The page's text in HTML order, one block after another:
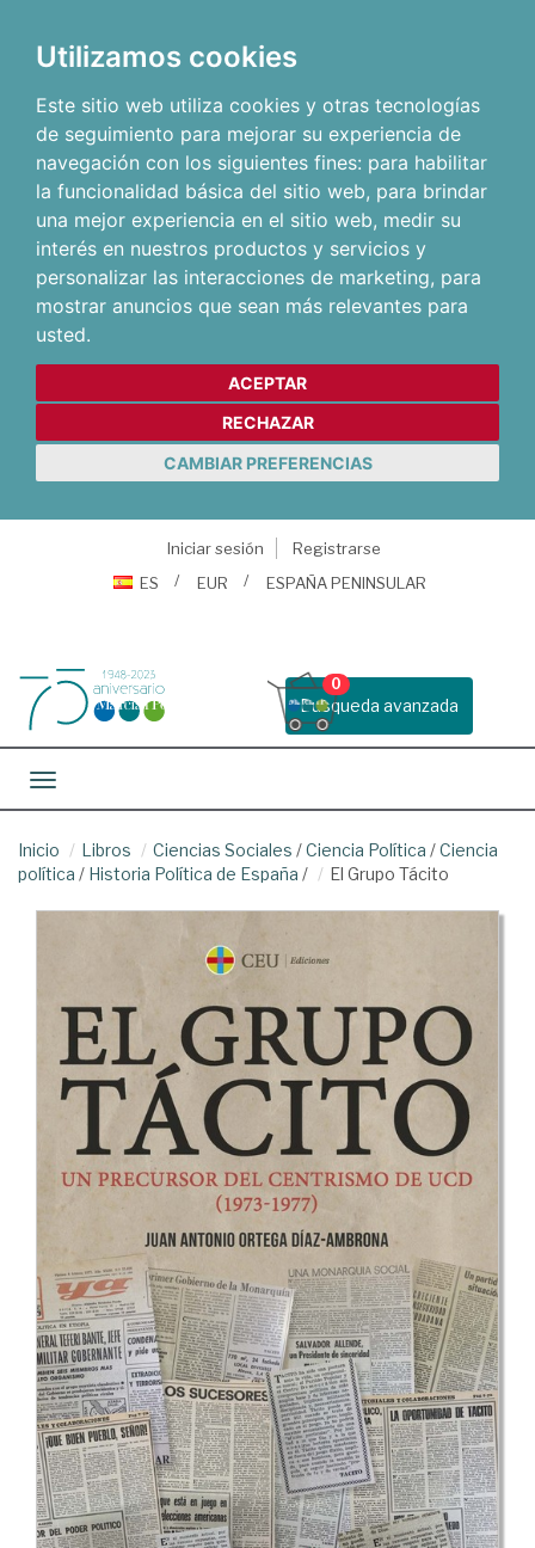
Utilizamos cookies
Este sitio web utiliza cookies y otras tecnologías
de seguimiento para mejorar su experiencia de
navegación con los siguientes fines: para habilitar
la funcionalidad básica del sitio web, para brindar
una mejor experiencia en el sitio web, medir su
interés en nuestros productos y servicios y
personalizar las interacciones de marketing, para
mostrar anuncios que sean más relevantes para
usted.
ACEPTAR
RECHAZAR
CAMBIAR PREFERENCIAS
Iniciar sesión
Registrarse
ES
EUR ESPAÑA PENINSULAR
Busqueda avanzada
0
Toggle navigation
Inicio Libros Ciencias Sociales /Ciencia Política /Ciencia
política / Historia Política de España / El Grupo Tácito